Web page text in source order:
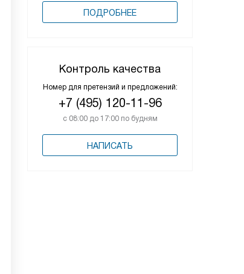
ПОДРОБНЕЕ
Контроль качества
Номер для претензий и предложений:
+7 (495) 120-11-96
с 08:00 до 17:00 по будням
НАПИСАТЬ